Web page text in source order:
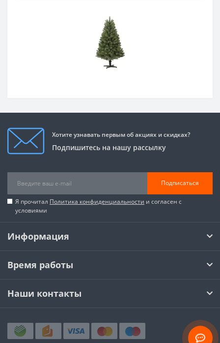
Хотите узнавать первым об акциях и скидках?
Подпишитесь на нашу рассылку
Подписаться
Я прочитал Политика конфиденциальности и согласен с
условиями
Информация
Время работы
Наши контакты